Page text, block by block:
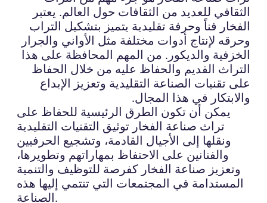
الثقافي للعديد من الثقافات حول العالم. يعتبر
الفخار فناً وحرفة تقليدية يتميز بتشكيل التراب
وحرقه لإنتاج أدوات مختلفة مثل الأواني والجرار
الخزفية والديكور. من المهم المحافظة على هذا
التراث القديم والحفاظ عليه من خلال الحفاظ
على تقنيات الصناعة التقليدية وتعزيز الإبداع
والابتكار في هذا المجال.
يمكن أن تكون الطرق الرئيسية للحفاظ على
تراث صناعة الفخار توثيق التقنيات التقليدية
ونقلها إلى الأجيال القادمة، وتشجيع الحرفيين
والفنانين على الاحتفاظ بمهاراتهم وتطويرها،
وتعزيز صناعة الفخار كفرصة للتوظيف والتنمية
المستدامة في المجتمعات التي تنتمي إليها هذه
الصناعة.